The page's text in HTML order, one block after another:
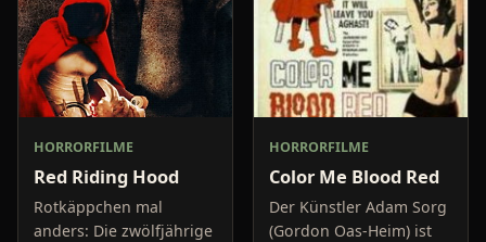
HORRORFILME
Red Riding Hood
Rotkäppchen mal
anders: Die zwölfjährige
HORRORFILME
Color Me Blood Red
Der Künstler Adam Sorg
(Gordon Oas-Heim) ist